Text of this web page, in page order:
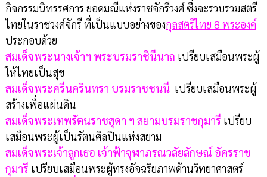
กิจกรรมนิทรรศการ ยอดมณีแห่งราชจักรีวงศ์ ซึ่งจะรวบรวมสตรี
ไทยในราชวงศ์จักรี ที่เป็นแบบอย่างของกุลสตรีไทย 8 พระองค์
ประกอบด้วย
สมเด็จพระนางเจ้าฯ พระบรมราชินีนาถ เปรียบเสมือนพระผู้
ให้ไทยเป็นสุข
สมเด็จพระศรีนครินทรา บรมราชชนนีเปรียบเสมือนพระผู้
สร้างเพื่อแผ่นดิน
สมเด็จพระเทพรัตนราชสุดา ฯ สยามบรมราชกุมารี เปรียบ
เสมือนพระผู้เป็นรัตนศิลปินแห่งสยาม
สมเด็จพระเจ้าลูกเธอ เจ้าฟ้าจุฬาภรณวลัยลักษณ์ อัครราช
กุมารี เปรียบเสมือนพระผู้ทรงอัจฉริยภาพด้านวิทยาศาสตร์